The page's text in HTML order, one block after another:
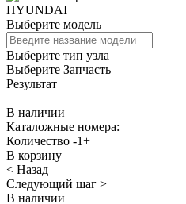
HYUNDAI
Выберите модель
Выберите тип узла
Выберите Запчасть
Результат
В наличии
Каталожные номера:
Количество -1+
В корзину
< Назад
Следующий шаг >
В наличии